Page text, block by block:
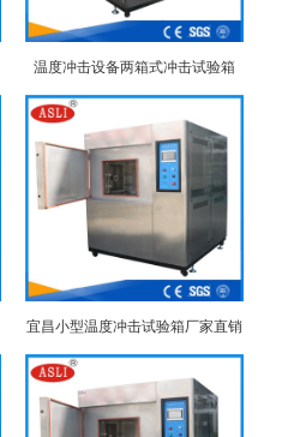
温度冲击设备两箱式冲击试验箱
宜昌小型温度冲击试验箱厂家直销